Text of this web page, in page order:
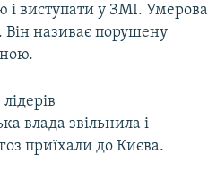
і виступати у ЗМІ. Умерова
Він називає порушену
влада звільнила і
приїхали до Києва.